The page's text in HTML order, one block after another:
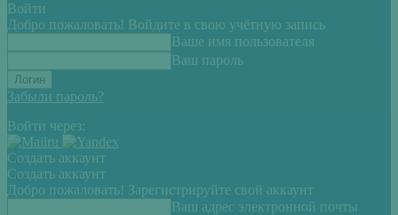
Войти
Добро пожаловать! Войдите в свою учётную запись
Ваше имя пользователя
Ваш пароль
Забыли пароль?
Войти через:
Создать аккаунт
Создать аккаунт
Добро пожаловать! Зарегистрируйте свой аккаунт
Ваш адрес электронной почты